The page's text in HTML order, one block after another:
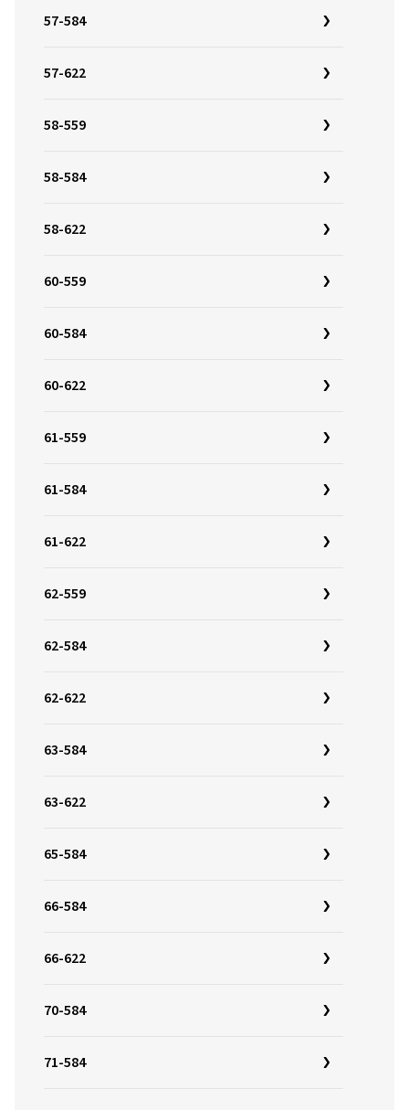
57-584
57-622
58-559
58-584
58-622
60-559
60-584
60-622
61-559
61-584
61-622
62-559
62-584
62-622
63-584
63-622
65-584
66-584
66-622
70-584
71-584